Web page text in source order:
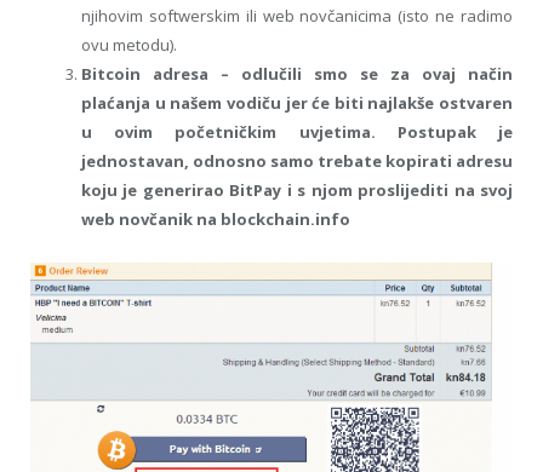
njihovim softwerskim ili web novčanicima (isto ne radimo
ovu metodu).
Bitcoin adresa – odlučili smo se za ovaj način
plaćanja u našem vodiču jer će biti najlakše ostvaren
u ovim početničkim uvjetima. Postupak je
jednostavan, odnosno samo trebate kopirati adresu
koju je generirao BitPay i s njom proslijediti na svoj
web novčanik na blockchain.info